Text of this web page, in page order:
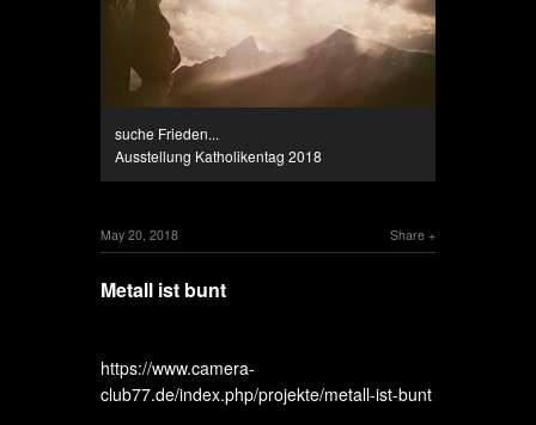
suche Frieden...
Ausstellung Katholikentag 2018
Share
May 20, 2018
Metall ist bunt
https://www.camera-
club77.de/index.php/projekte/metall-ist-bunt